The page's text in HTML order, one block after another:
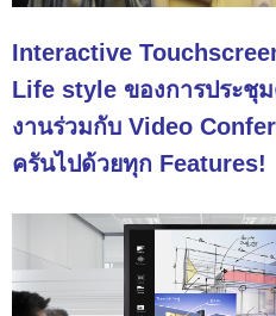
Interactive
Life style ของการประชุ
งานร่วมกับ Video
ครันไปด้วยทุก Features!